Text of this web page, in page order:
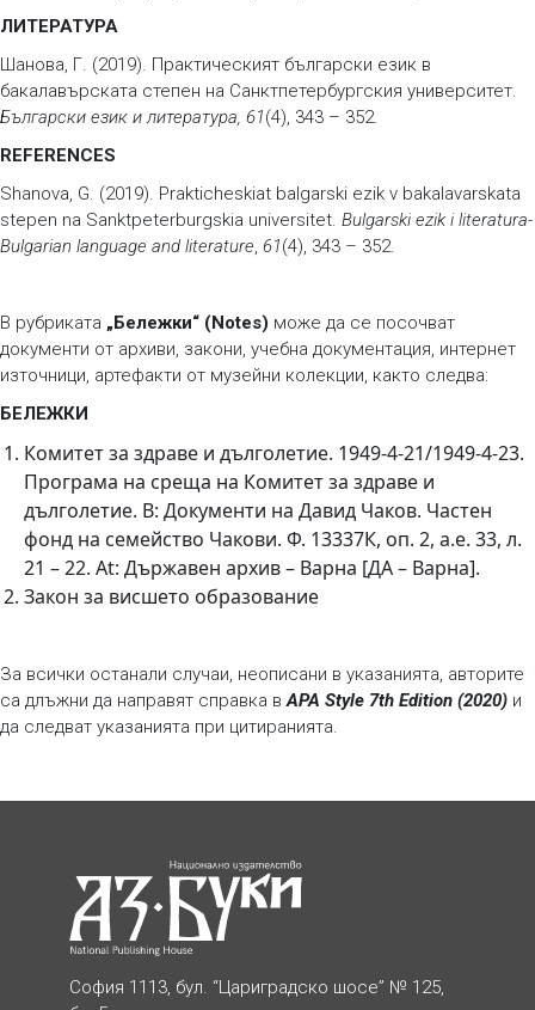
ЛИТЕРАТУРА
Шанова, Г. (2019). Практическият български език в
бакалавърската степен на Санктпетербургския университет.
Български език и литература, 61(4), 343 – 352.
REFERENCES
Shanova, G. (2019). Prakticheskiat balgarski ezik v bakalavarskata
stepen na Sanktpeterburgskia universitet. Bulgarski ezik i literatura-
Bulgarian language and literature, 61(4), 343 – 352.
В рубриката „Бележки“ (Notes) може да се посочват
документи от архиви, закони, учебна документация, интернет
източници, артефакти от музейни колекции, както следва:
БЕЛЕЖКИ
Комитет за здраве и дълголетие. 1949-4-21/1949-4-23.
Програма на среща на Комитет за здраве и
дълголетие. В: Документи на Давид Чаков. Частен
фонд на семейство Чакови. Ф. 13337К, оп. 2, а.е. 33, л.
21 – 22. At: Държавен архив – Варна [ДА – Варна].
Закон за висшето образование
За всички останали случаи, неописани в указанията, авторите
са длъжни да направят справка вAPA Style 7th Edition (2020) и
да следват указанията при цитиранията.
София 1113, бул. “Цариградско шосе” № 125,